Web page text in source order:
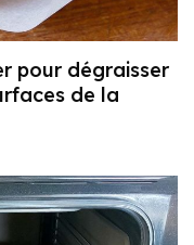
pour dégraisser
de la